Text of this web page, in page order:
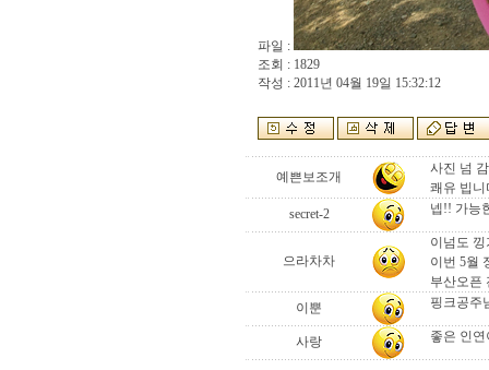
파일 :
조회 : 1829
작성 : 2011년 04월 19일 15:32:12
예쁜보조개
사진 넘
쾌유 빕니
secret-2
넵!! 가능
으라차차
이넘도
이번 5월
부산오픈
이뿐
핑크공주
사랑 좋은 인